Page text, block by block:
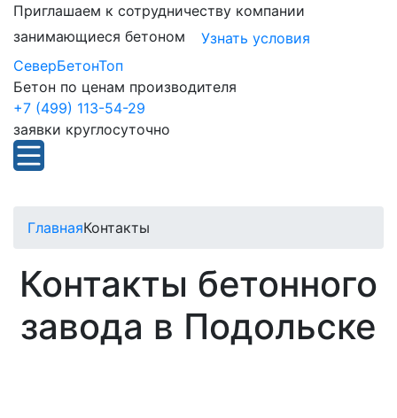
Приглашаем к сотрудничеству компании
занимающиеся бетоном
Узнать условия
СеверБетонТоп
Бетон по ценам производителя
+7 (499) 113-54-29
заявки круглосуточно
ГлавнаяКонтакты
Контакты бетонного
завода в Подольске